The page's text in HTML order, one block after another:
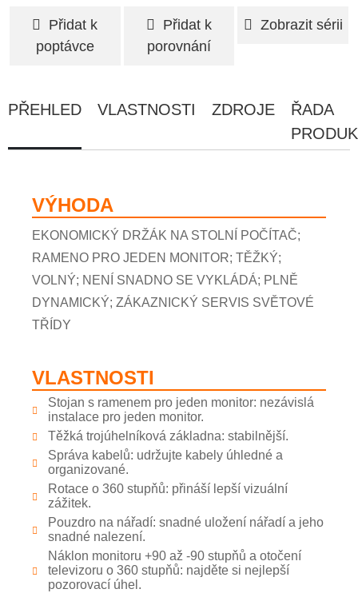
Přidat k
poptávce
Přidat k
porovnání
Zobrazit sérii
PŘEHLED VLASTNOSTI ZDROJE
ŘADA
VÝHODA
EKONOMICKÝ DRŽÁK NA STOLNÍ POČÍTAČ;
RAMENO PRO JEDEN MONITOR; TĚŽKÝ;
VOLNÝ; NENÍ SNADNO SE VYKLÁDÁ; PLNĚ
DYNAMICKÝ; ZÁKAZNICKÝ SERVIS SVĚTOVÉ
TŘÍDY
VLASTNOSTI
Stojan s ramenem pro jeden monitor: nezávislá
instalace pro jeden monitor.
Těžká trojúhelníková základna: stabilnější.
Správa kabelů: udržujte kabely úhledné a
organizované.
Rotace o 360 stupňů: přináší lepší vizuální
zážitek.
Pouzdro na nářadí: snadné uložení nářadí a jeho
snadné nalezení.
Náklon monitoru +90 až -90 stupňů a otočení
televizoru o 360 stupňů: najděte si nejlepší
pozorovací úhel.